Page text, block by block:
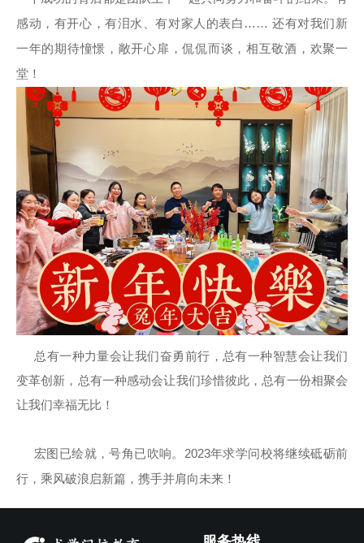
感动，有开心，有泪水、有对家人的表白…… 还有对我们新
一年的期待憧憬，敞开心扉，侃侃而谈，相互敬酒，欢聚一
堂！
总有一种力量会让我们奋勇前行，总有一种智慧会让我们
变革创新，总有一种感动会让我们珍惜彼此，总有一份相聚会
让我们幸福无比！
宏图已绘就，号角已吹响。2023年求学问校将继续砥砺前
行，乘风破浪启新篇，携手并肩向未来！